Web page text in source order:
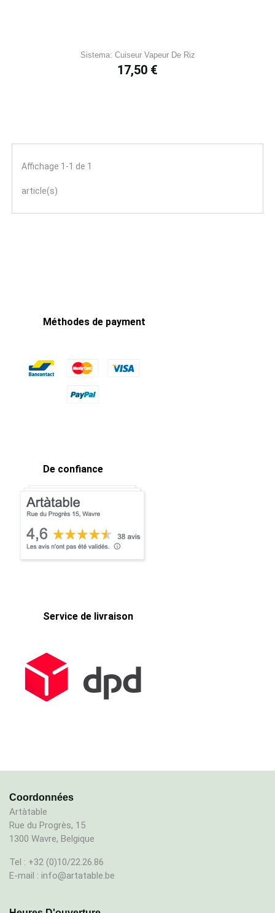
Sistema: Cuiseur Vapeur De Riz
Prix
17,50 €
Affichage 1-1 de 1
article(s)
Méthodes de payment
De confiance
Service de livraison
Coordonnées
Artàtable
Rue du Progrès, 15
1300 Wavre, Belgique
Tel : +32 (0)10/22.26.86
E-mail : info@artatable.be